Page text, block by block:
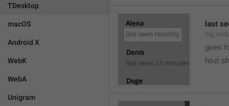
TDesktop
macOS
Android X
WebK
WebA
Unigram
last
goes
hozi